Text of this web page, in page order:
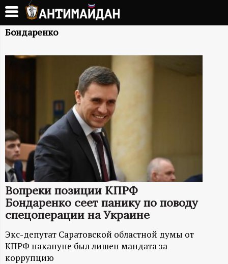
Перейти
основному
А
Н
М
А
Й
Д
А
Н
Бондаренко
Вопреки позиции КПРФ
Бондаренко сеет панику по поводу
спецоперации на Украине
Экс-депутат Саратовской областной думы от
КПРФ накануне был лишен мандата за
коррупцию